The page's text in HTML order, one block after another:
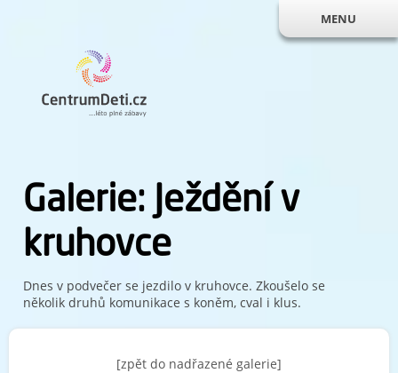
MENU
Galerie: Ježdění v
kruhovce
Dnes v podvečer se jezdilo v kruhovce. Zkoušelo se
několik druhů komunikace s koněm, cval i klus.
[zpět do nadřazené galerie]